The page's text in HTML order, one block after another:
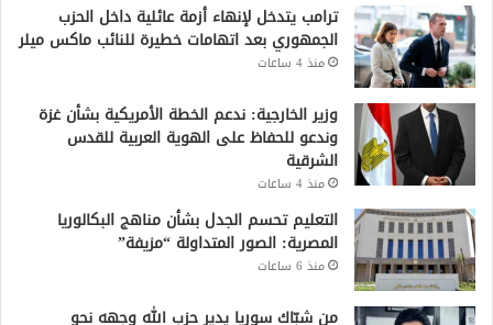
ترامب يتدخل لإنهاء أزمة عائلية داخل الحزب
الجمهوري بعد اتهامات خطيرة للنائب ماكس ميلر
منذ 4 ساعات
وزير الخارجية: ندعم الخطة الأمريكية بشأن غزة
وندعو للحفاظ على الهوية العربية للقدس
الشرقية
منذ 4 ساعات
التعليم تحسم الجدل بشأن مناهج البكالوريا
المصرية: الصور المتداولة “مزيفة”
منذ 6 ساعات
من شبّاك سوريا يدير حزب الله وجهه نحو